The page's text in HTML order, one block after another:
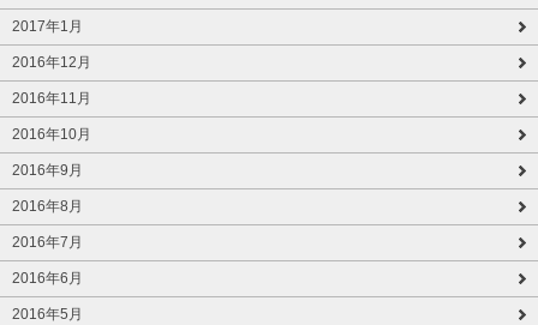
2017年1月
2016年12月
2016年11月
2016年10月
2016年9月
2016年8月
2016年7月
2016年6月
2016年5月